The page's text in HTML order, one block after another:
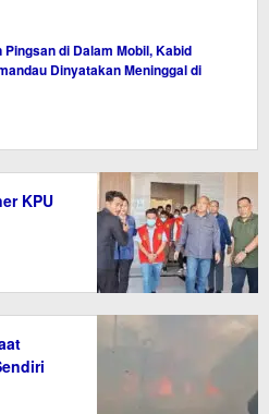
Pingsan di Dalam Mobil, Kabid
Dinyatakan Meninggal di
KPU